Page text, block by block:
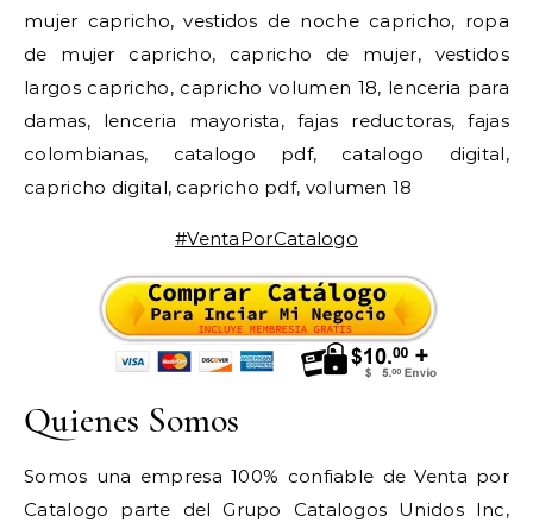
mujer capricho, vestidos de noche capricho, ropa
de mujer capricho, capricho de mujer, vestidos
largos capricho, capricho volumen 18, lenceria para
damas, lenceria mayorista, fajas reductoras, fajas
colombianas, catalogo pdf, catalogo digital,
capricho digital, capricho pdf, volumen 18
#VentaPorCatalogo
Quienes Somos
Somos una empresa 100% confiable de Venta por
Catalogo parte del Grupo Catalogos Unidos Inc,